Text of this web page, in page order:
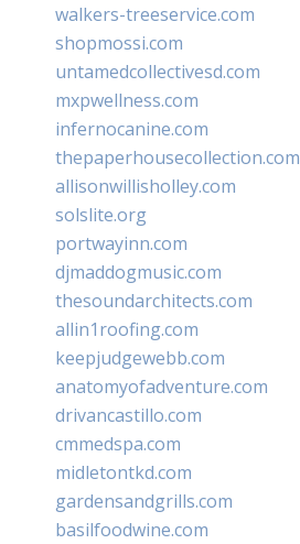
walkers-treeservice.com
shopmossi.com
untamedcollectivesd.com
mxpwellness.com
infernocanine.com
thepaperhousecollection.com
allisonwillisholley.com
solslite.org
portwayinn.com
djmaddogmusic.com
thesoundarchitects.com
allin1roofing.com
keepjudgewebb.com
anatomyofadventure.com
drivancastillo.com
cmmedspa.com
midletontkd.com
gardensandgrills.com
basilfoodwine.com